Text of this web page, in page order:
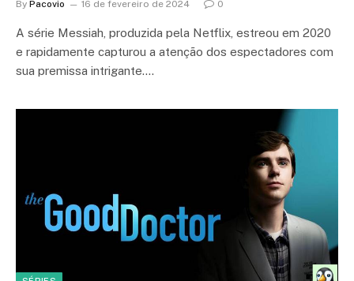
By Pacovio 16 de fevereiro de 2024 0
A série Messiah, produzida pela Netflix, estreou em 2020
e rapidamente capturou a atenção dos espectadores com
sua premissa intrigante.…